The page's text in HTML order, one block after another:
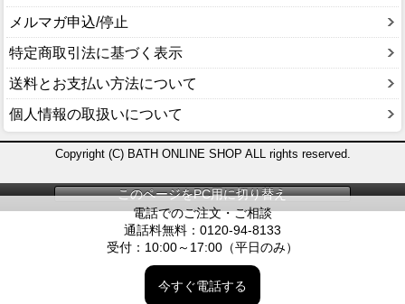
メルマガ申込/停止
特定商取引法に基づく表示
送料とお支払い方法について
個人情報の取扱いについて
Copyright (C) BATH ONLINE SHOP ALL rights reserved.
電話でのご注文・ご相談
通話料無料：0120-94-8133
受付：10:00～17:00（平日のみ）
今すぐ電話する
このページをPC用に切り替え